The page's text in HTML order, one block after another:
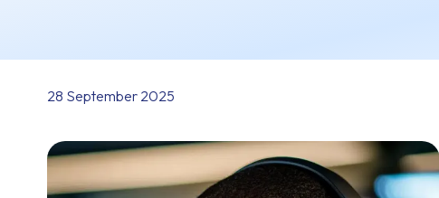
28 September 2025